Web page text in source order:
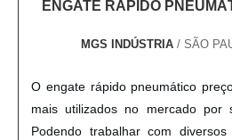
ENGATE RÁPIDO
MGS INDÚSTRIA/ SÃO
O engate rápido pneumático
mais utilizados no mercado por
Podendo trabalhar com